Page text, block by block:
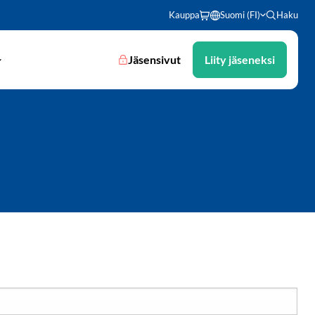
Kauppa Suomi (FI) Haku
Jäsensivut Liity jäseneksi